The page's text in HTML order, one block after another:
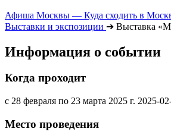
Афиша Москвы — Куда сходить в
Выставки и экспозиции ➔ Выставка
Информация о событии
Когда проходит
с 28 февраля по 23 марта 2025 г. 2025-
Место проведения